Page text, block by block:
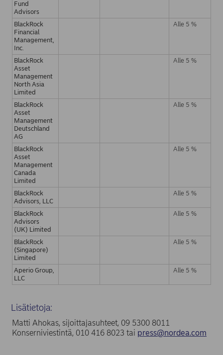
Fund
Advisors
BlackRock
Financial
Management,
Inc.
Alle 5 %
BlackRock
Asset
Management
North Asia
Limited
Alle 5 %
BlackRock
Asset
Management
Deutschland
AG
Alle 5 %
BlackRock
Asset
Management
Canada
Limited
Alle 5 %
BlackRock
Advisors, LLC
Alle 5 %
BlackRock
Advisors
(UK) Limited
Alle 5 %
BlackRock
(Singapore)
Limited
Alle 5 %
Aperio Group,
LLC
Alle 5 %
Lisätietoja:
Matti Ahokas, sijoittajasuhteet, 09 5300 8011
Konserniviestintä, 010 416 8023 tai press@nordea.com